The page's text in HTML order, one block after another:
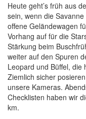
Heute geht’s früh aus
sein, wenn die
offene Geländewagen
Vorhang auf für die
Stärkung beim
weiter auf den Spuren
Leopard und Büffel, die
Ziemlich sicher
unsere Kameras.
Checklisten haben wir
km.